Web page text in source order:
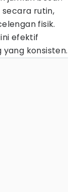
secara rutin,
fisik.
efektif
konsisten.